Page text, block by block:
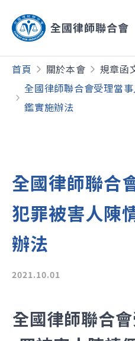
首頁 關於本會
規章函
全國律師聯合會受理當
鑑實施辦法
全國律師聯合
犯罪被害人陳
辦法
2021.10.01
全國律師聯合